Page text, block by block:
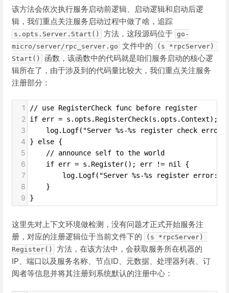
该方法会依次执行服务启动前逻辑、启动逻辑和启动后逻
辑，我们重点关注服务启动过程中做了啥，追踪
s.opts.Server.Start() 方法，这段源码位于 go-
micro/server/rpc_server.go 文件中的
(s *rpcServer)
Start()
函数，该函数中的代码就是咱们服务启动的核心逻
辑所在了，由于涉及到的代码量比较大，我们重点关注服务
注册部分：
1 // use RegisterCheck func before register
2 if err = s.opts.RegisterCheck(s.opts.Context);
3
log.Logf("Server %s-%s register check
4 } else {
5
    // announce self to the world
6
    if err = s.Register(); err != nil {
7
log.Logf("Server %s-%s register error:
8
    }
9 }
这里先对上下文环境做检测，没有问题才正式开始服务注
册，对应的注册逻辑位于当前文件下的
(s *rpcServer)
Register()
方法，在该方法中，会获取服务所在机器的
IP、端口以及服务名称、节点ID、元数据、处理器列表、订
阅者等信息并将其注册到系统默认的注册中心：